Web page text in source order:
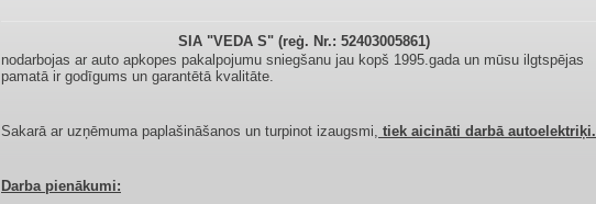
SIA "VEDA S"(reģ. Nr.: 52403005861)
nodarbojas ar auto apkopes pakalpojumu sniegšanu jau kopš 1995.gada un mūsu ilgtspējas
pamatā ir godīgums un garantētā kvalitāte.​
Sakarā ar uzņēmuma paplašināšanos un turpinot izaugsmi, tiek aicināti darbā autoelektriķi.
Darba pienākumi: